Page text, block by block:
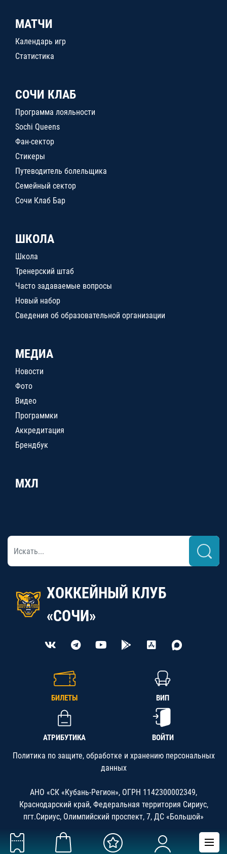
МАТЧИ
Календарь игр
Статистика
СОЧИ КЛАБ
Программа лояльности
Sochi Queens
Фан-сектор
Стикеры
Путеводитель болельщика
Семейный сектор
Сочи Клаб Бар
ШКОЛА
Школа
Тренерский штаб
Часто задаваемые вопросы
Новый набор
Сведения об образовательной организации
МЕДИА
Новости
Фото
Видео
Программки
Аккредитация
Брендбук
МХЛ
ХОККЕЙНЫЙ КЛУБ
«СОЧИ»
БИЛЕТЫ ВИП
АТРИБУТИКА ВОЙТИ
Политика по защите, обработке и хранению персональных
данных
АНО «СК «Кубань-Регион», ОГРН 1142300002349,
Краснодарский край, Федеральная территория Сириус,
пгт.Сириус, Олимпийский проспект, 7, ДС «Большой»